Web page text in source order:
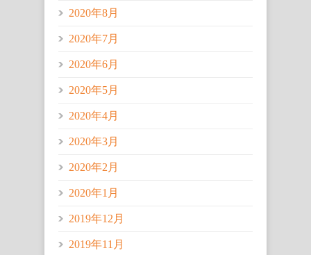
2020年8月
2020年7月
2020年6月
2020年5月
2020年4月
2020年3月
2020年2月
2020年1月
2019年12月
2019年11月